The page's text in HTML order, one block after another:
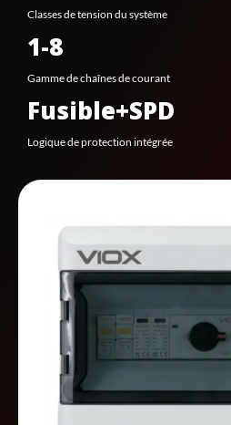
Classes de tension du système
1-8
Gamme de chaînes de courant
Fusible+SPD
Logique de protection intégrée